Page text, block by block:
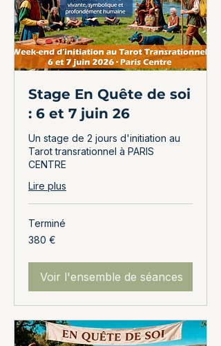
Stage En Quête de soi
: 6 et 7 juin 26
Un stage de 2 jours d'initiation au
Tarot transrationnel à PARIS
CENTRE
Lire plus
Terminé
380
euros
380 €
Voir l'ensemble de séances